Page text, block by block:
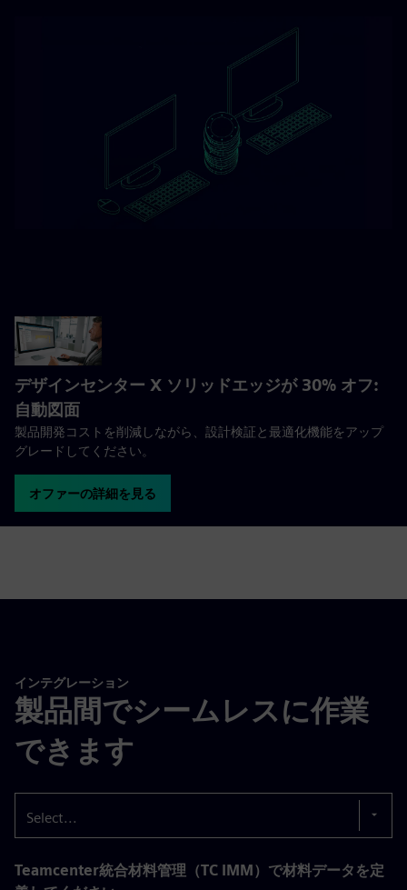
デザインセンター X ソリッドエッジが 30% オフ:
自動図面
製品開発コストを削減しながら、設計検証と最適化機能をアップ
グレードしてください。
オファーの詳細を見る
インテグレーション
製品間でシームレスに作業
できます
Select...
Teamcenter統合材料管理（TC IMM）で材料データを定